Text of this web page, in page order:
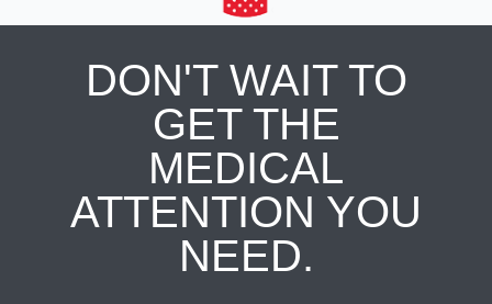
DON'T WAIT TO
GET THE
MEDICAL
ATTENTION YOU
NEED.